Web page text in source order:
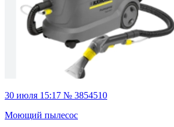
30 июля 15:17 № 3854510
Моющий пылесос